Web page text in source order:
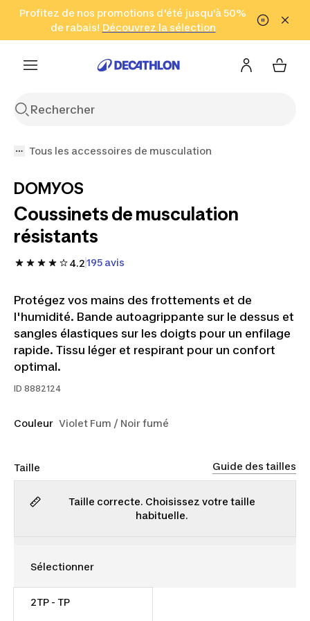
Aller à la recherche Aller au contenu Aller au pied de
Profitez de nos promotions d'été jusqu'à 50%
de rabais! Découvrez la sélection
Cliquez ici
en seulement 2 h!
(Zones sélectionnées)
Tous les accessoires de musculation
DOMYOS
Coussinets de musculation
résistants
4.2195 avis
Protégez vos mains des frottements et de
l'humidité. Bande autoagrippante sur le dessus et
sangles élastiques sur les doigts pour un enfilage
rapide. Tissu léger et respirant pour un confort
optimal.
ID 8882124
Couleur Violet Fum / Noir fumé
Taille Guide des tailles
Taille correcte. Choisissez votre taille
habituelle.
2TP - TP